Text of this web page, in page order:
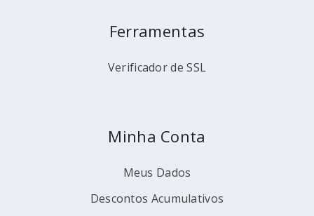
Ferramentas
Verificador de SSL
Minha Conta
Meus Dados
Descontos Acumulativos